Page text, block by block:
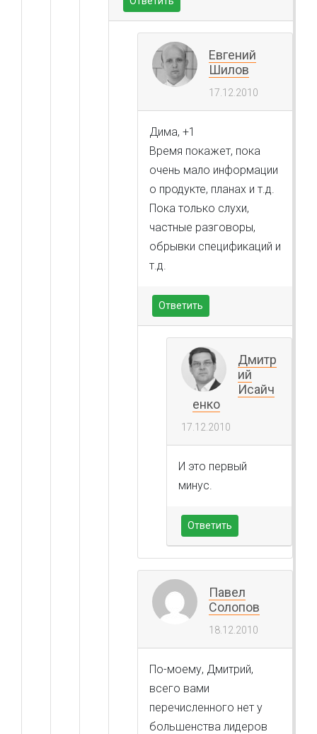
Евгений
Шилов
17.12.2010
Дима, +1
Время покажет, пока
очень мало информации
о продукте, планах и т.д.
Пока только слухи,
частные разговоры,
обрывки спецификаций и
т.д.
Ответить
Дмитр
ий
Исайч
енко
17.12.2010
И это первый
минус.
Ответить
Павел
Солопов
18.12.2010
По-моему, Дмитрий,
всего вами
перечисленного нет у
большенства лидеров